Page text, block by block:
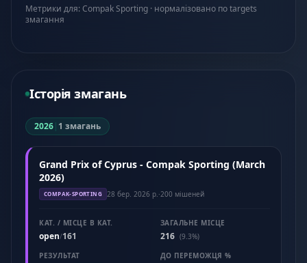
Метрики для: Compak Sporting · нормалізовано по targets
змагання
Історія змагань
2026| 1 змагань
Grand Prix of Cyprus - Compak Sporting (March
2026)
COMPAK-SPORTING 28 бер. 2026 р. ·200 мішеней
КАТ. / МІСЦЕ В КАТ.
open/161
ЗАГАЛЬНЕ МІСЦЕ
216 (9.3%)
РЕЗУЛЬТАТ
ДО ПЕРЕМОЖЦЯ %